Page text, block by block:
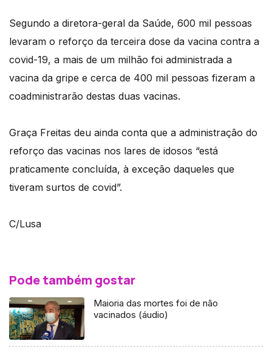
Segundo a diretora-geral da Saúde, 600 mil pessoas
levaram o reforço da terceira dose da vacina contra a
covid-19, a mais de um milhão foi administrada a
vacina da gripe e cerca de 400 mil pessoas fizeram a
coadministrarão destas duas vacinas.
Graça Freitas deu ainda conta que a administração do
reforço das vacinas nos lares de idosos “está
praticamente concluída, à exceção daqueles que
tiveram surtos de covid”.
C/Lusa
Pode também gostar
Maioria das mortes foi de não
vacinados (áudio)